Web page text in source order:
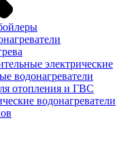
электрические
водонагреватели
отопления и ГВС
водонагреватели